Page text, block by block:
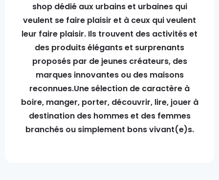
shop dédié aux urbains et urbaines qui
veulent se faire plaisir et à ceux qui veulent
leur faire plaisir. Ils trouvent des activités et
des produits élégants et surprenants
proposés par de jeunes créateurs, des
marques innovantes ou des maisons
reconnues.Une sélection de caractère à
boire, manger, porter, découvrir, lire, jouer à
destination des hommes et des femmes
branchés ou simplement bons vivant(e)s.